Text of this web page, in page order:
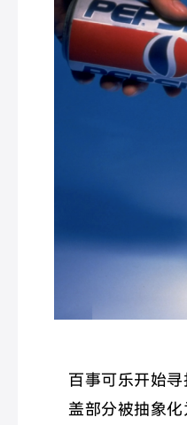
百事可乐开始
盖部分被抽象